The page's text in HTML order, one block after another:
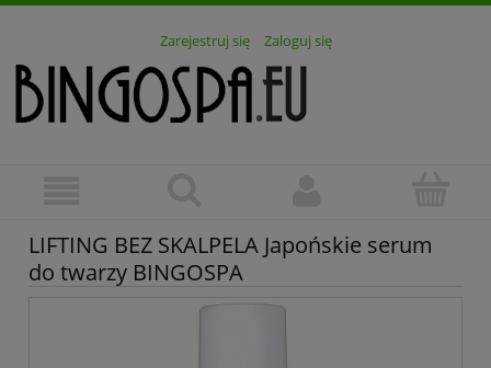
Zarejestruj się Zaloguj się
LIFTING BEZ SKALPELA Japońskie serum
do twarzy BINGOSPA